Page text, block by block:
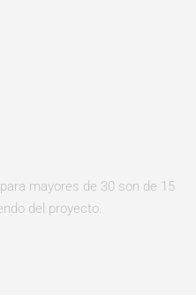
mayores de 30 son de 15
del proyecto.